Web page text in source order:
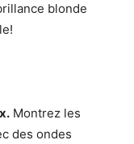
blonde
Montrez les
des ondes